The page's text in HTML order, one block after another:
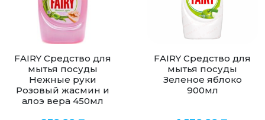
FAIRY Средство для
мытья посуды
Нежные руки
Розовый жасмин и
алоэ вера 450мл
FAIRY Средство для
мытья посуды
Зеленое яблоко
900мл